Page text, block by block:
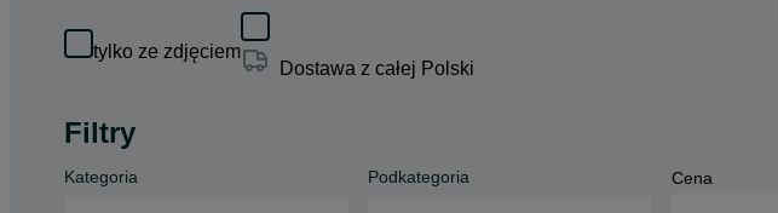
tylko ze zdjęciem
Dostawa z całej Polski
Filtry
Kategoria Podkategoria Cena